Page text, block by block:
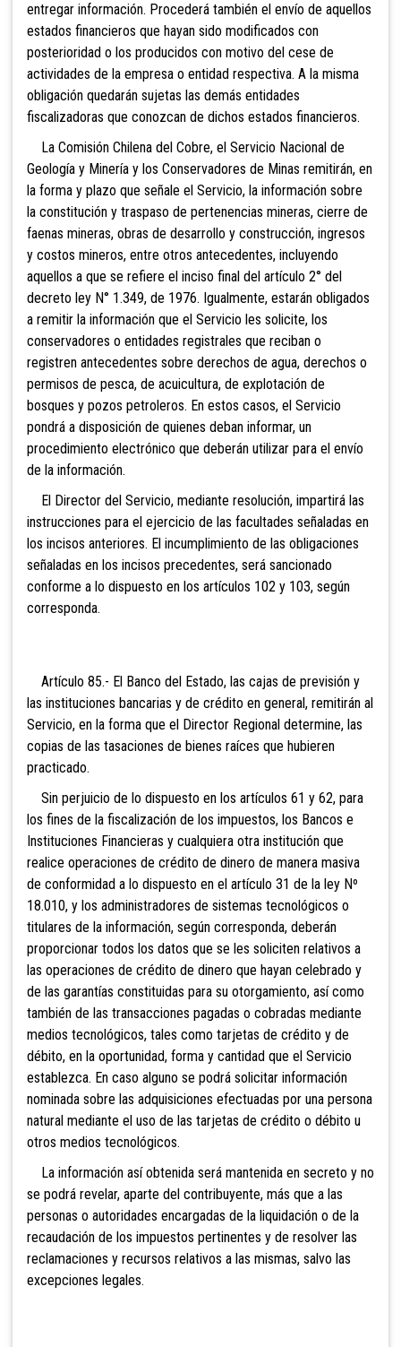
entregar información. Procederá también el envío de aquellos
estados financieros que hayan sido modificados con
posterioridad o los producidos con motivo del cese de
actividades de la empresa o entidad respectiva. A la misma
obligación quedarán sujetas las demás entidades
fiscalizadoras que conozcan de dichos estados financieros.
La Comisión Chilena del Cobre, el Servicio Nacional de
Geología y Minería y los Conservadores de Minas remitirán, en
la forma y plazo que señale el Servicio, la información sobre
la constitución y traspaso de pertenencias mineras, cierre de
faenas mineras, obras de desarrollo y construcción, ingresos
y costos mineros, entre otros antecedentes, incluyendo
aquellos a que se refiere el inciso final del artículo 2° del
decreto ley N° 1.349, de 1976. Igualmente, estarán obligados
a remitir la información que el Servicio les solicite, los
conservadores o entidades registrales que reciban o
registren antecedentes sobre derechos de agua, derechos o
permisos de pesca, de acuicultura, de explotación de
bosques y pozos petroleros. En estos casos, el Servicio
pondrá a disposición de quienes deban informar, un
procedimiento electrónico que deberán utilizar para el envío
de la información.
El Director del Servicio, mediante resolución, impartirá las
instrucciones para el ejercicio de las facultades señaladas en
los incisos anteriores. El incumplimiento de las obligaciones
señaladas en los incisos precedentes, será sancionado
conforme a lo dispuesto en los artículos 102 y 103, según
corresponda.
Artículo 85.- El Banco del Estado, las cajas de previsión y
las instituciones bancarias y de crédito en general, remitirán al
Servicio, en la forma que el Director Regional determine, las
copias de las tasaciones de bienes raíces que hubieren
practicado.
Sin perjuicio de lo dispuesto en los artículos 61 y 62, para
los fines de la fiscalización de los impuestos, los Bancos e
Instituciones Financieras y cualquiera otra institución que
realice operaciones de crédito de dinero de manera masiva
de conformidad a lo dispuesto en el artículo 31 de la ley Nº
18.010, y los administradores de sistemas tecnológicos o
titulares de la información, según corresponda, deberán
proporcionar todos los datos que se les soliciten relativos a
las operaciones de crédito de dinero que hayan celebrado y
de las garantías constituidas para su otorgamiento, así como
también de las transacciones pagadas o cobradas mediante
medios tecnológicos, tales como tarjetas de crédito y de
débito, en la oportunidad, forma y cantidad que el Servicio
establezca. En caso alguno se podrá solicitar información
nominada sobre las adquisiciones efectuadas por una persona
natural mediante el uso de las tarjetas de crédito o débito u
otros medios tecnológicos.
La información así obtenida será mantenida en secreto y no
se podrá revelar, aparte del contribuyente, más que a las
personas o autoridades encargadas de la liquidación o de la
recaudación de los impuestos pertinentes y de resolver las
reclamaciones y recursos relativos a las mismas, salvo las
excepciones legales.